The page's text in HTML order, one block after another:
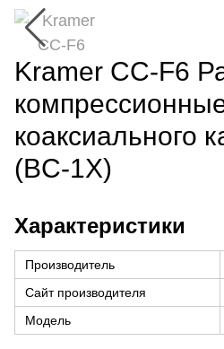
Kramer CC-F6
коаксиального
(BC-1X)
Характеристики
Производитель
Сайт производителя
Модель